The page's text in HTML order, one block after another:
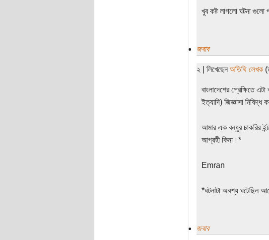
খুব কষ্ট লাগলো ঘটনা গুলো
জবাব
২ | লিখেছেন অতিথি লেখক
বাংলাদেশের প্রেক্ষিতে
ইত্যাদি) জিজ্ঞাসা নিষিদ্ধ
আমার এক বন্ধুর চাকরির
আগ্রহী কিনা।*
Emran
*ঘটনাটা অবশ্য ঘটেছিল
জবাব